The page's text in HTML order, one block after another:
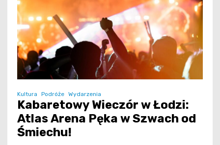
Kultura Podróże Wydarzenia
Kabaretowy Wieczór w Łodzi:
Atlas Arena Pęka w Szwach od
Śmiechu!